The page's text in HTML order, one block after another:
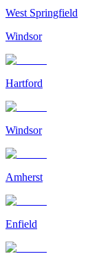
West Springfield
Windsor
Hartford
Windsor
Amherst
Enfield